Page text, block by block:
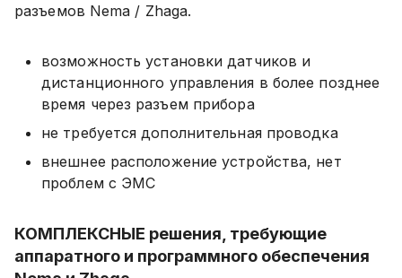
разъемов Nema / Zhaga.
возможность установки датчиков и
дистанционного управления в более позднее
время через разъем прибора
не требуется дополнительная проводка
внешнее расположение устройства, нет
проблем с ЭМС
КОМПЛЕКСНЫЕ решения, требующие
аппаратного и программного обеспечения